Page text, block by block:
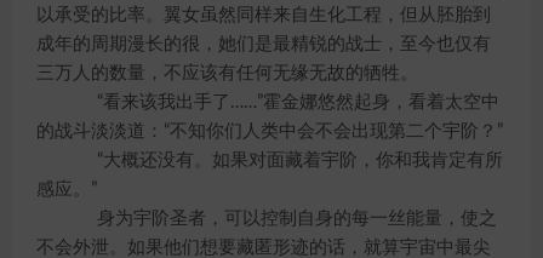
以承受的比率。翼女虽然同样来自生化工程，但从胚胎到
成年的周期漫长的很，她们是最精锐的战士，至今也仅有
三万人的数量，不应该有任何无缘无故的牺牲。
“看来该我出手了……”霍金娜悠然起身，看着太空中
的战斗淡淡道：“不知你们人类中会不会出现第二个宇阶？”
“大概还没有。如果对面藏着宇阶，你和我肯定有所
感应。”
身为宇阶圣者，可以控制自身的每一丝能量，使之
不会外泄。如果他们想要藏匿形迹的话，就算宇宙中最尖